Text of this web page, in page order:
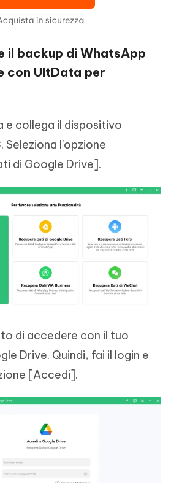
il backup di WhatsApp
con UltData per
e collega il dispositivo
Seleziona l'opzione
di Google Drive].
di accedere con il tuo
Drive. Quindi, fai il login e
[Accedi].